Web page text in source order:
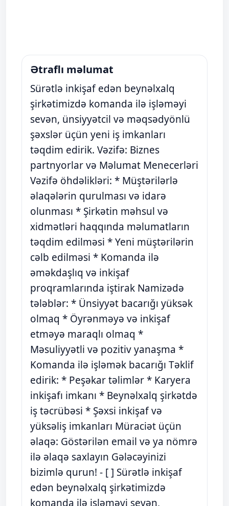
Ətraflı məlumat
Sürətlə inkişaf edən beynəlxalq
şirkətimizdə komanda ilə işləməyi
sevən, ünsiyyətcil və məqsədyönlü
şəxslər üçün yeni iş imkanları
təqdim edirik. Vəzifə: Biznes
partnyorlar və Məlumat Menecerləri
Vəzifə öhdəlikləri: * Müştərilərlə
əlaqələrin qurulması və idarə
olunması * Şirkətin məhsul və
xidmətləri haqqında məlumatların
təqdim edilməsi * Yeni müştərilərin
cəlb edilməsi * Komanda ilə
əməkdaşlıq və inkişaf
proqramlarında iştirak Namizədə
tələblər: * Ünsiyyət bacarığı yüksək
olmaq * Öyrənməyə və inkişaf
etməyə maraqlı olmaq *
Məsuliyyətli və pozitiv yanaşma *
Komanda ilə işləmək bacarığı Təklif
edirik: * Peşəkar təlimlər * Karyera
inkişafı imkanı * Beynəlxalq şirkətdə
iş təcrübəsi * Şəxsi inkişaf və
yüksəliş imkanları Müraciət üçün
əlaqə: Göstərilən email və ya nömrə
ilə əlaqə saxlayın Gələcəyinizi
bizimlə qurun! - [ ] Sürətlə inkişaf
edən beynəlxalq şirkətimizdə
komanda ilə işləməyi sevən,